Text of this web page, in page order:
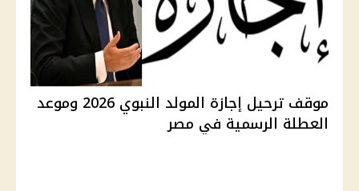
موقف ترحيل إجازة المولد النبوي 2026 وموعد
العطلة الرسمية في مصر